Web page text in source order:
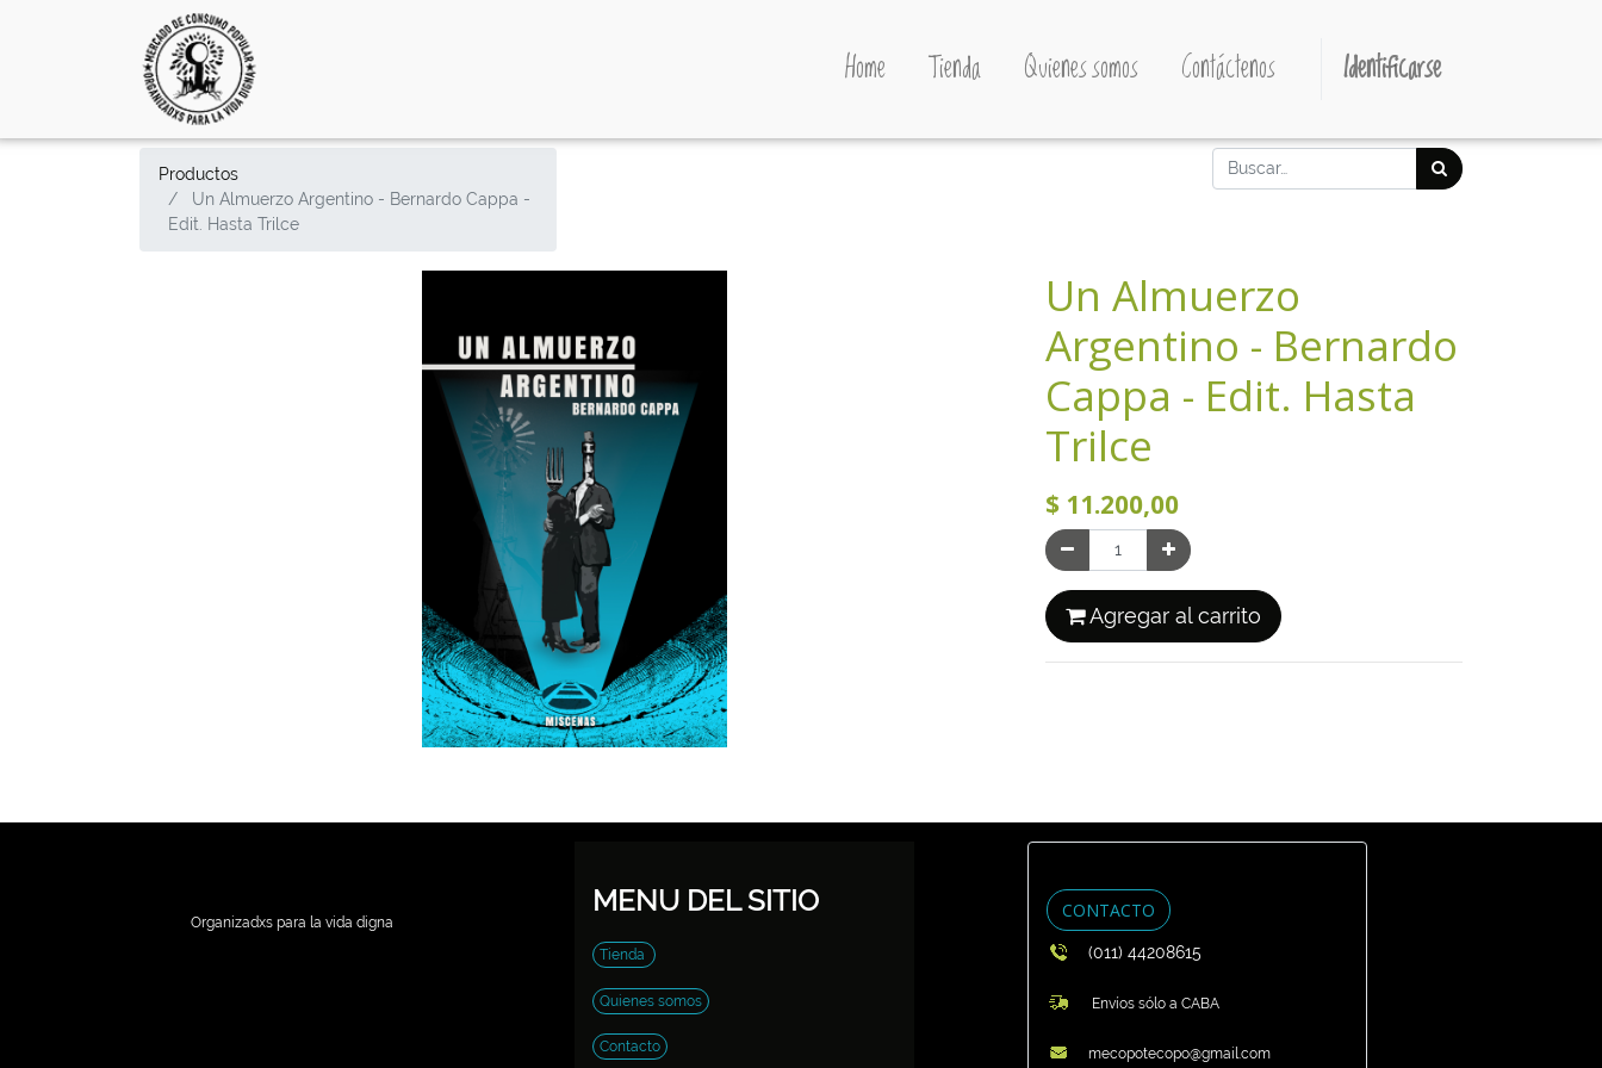
Home Tienda Quienes somos Contáctenos Identificarse
Productos
Un Almuerzo Argentino - Bernardo Cappa -
Edit. Hasta Trilce
Un Almuerzo
Argentino - Bernardo
Cappa - Edit. Hasta
Trilce
$ 11.200,00
Agregar al carrito
Organizadxs para la vida digna
MENU DEL SITIO
Tienda
Quienes somos
Contacto
CONTACTO
(011) 44208615
Envíos sólo a CABA
mecopotecopo@gmail.com